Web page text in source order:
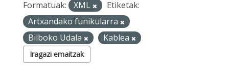
Formatuak: XML
Etiketak:
Artxandako funikularra
Bilboko Udala
Kablea
Iragazi emaitzak